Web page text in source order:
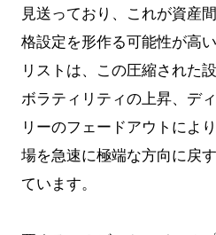
見送っており、これが資産
格設定を形作る可能性が高
リストは、この圧縮された
ボラティリティの上昇、デ
リーのフェードアウトによ
場を急速に極端な方向に戻
ています。